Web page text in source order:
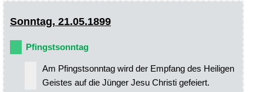
Sonntag, 21.05.1899
Pfingstsonntag
Am Pfingstsonntag wird der Empfang des Heiligen
Geistes auf die Jünger Jesu Christi gefeiert.